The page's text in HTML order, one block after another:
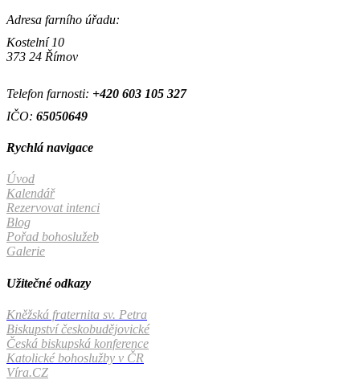
Adresa farního úřadu:
Kostelní 10
373 24 Římov
Telefon farnosti: +420 603 105 327
IČO: 65050649
Rychlá navigace
Úvod
Kalendář
Rezervovat intenci
Blog
Pořad bohoslužeb
Galerie
Užitečné odkazy
Kněžská fraternita sv. Petra
Biskupství českobudějovické
Česká biskupská konference
Katolické bohoslužby v ČR
Víra.CZ